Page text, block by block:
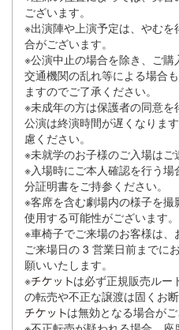
ございます。
※出演陣や上演予定は、やむ
合がございます。
※公演中止の場合を除き、ご購
交通機関の乱れ等による場合
ますのでご了承ください。
※未成年の方は保護者の同意
公演は終演時間が遅くなりま
慮ください。
※未就学のお子様のご入場はご
※入場時にご本人確認を行う
分証明書をご持参ください。
※客席を含む劇場内の様子を
使用する可能性がございます
※車椅子でご来場のお客様は、
ご来場日の 3 営業日前までに
願いいたします。
※
は必ず正規販売ルー
の転売や不正な譲渡は固くお
は無効となる場合がご